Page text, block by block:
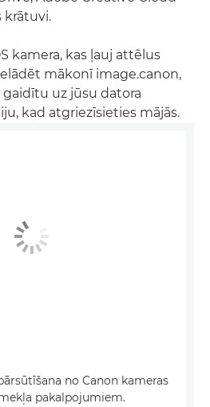
krātuvi.
kamera, kas ļauj attēlus
mākonī image.canon,
uz jūsu datora
kad atgriezīsieties mājās.
no Canon kameras
pakalpojumiem.